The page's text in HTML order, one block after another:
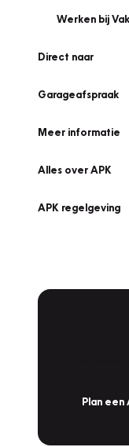
Werken bij
Direct naar
Garageafspraak
Meer informatie
Alles over APK
APK regelgeving
Plan een